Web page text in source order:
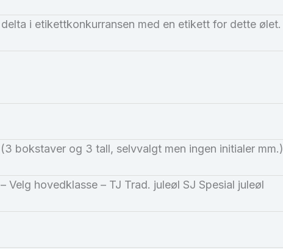
i etikettkonkurransen med en etikett for dette ølet.
(3 bokstaver og 3 tall, selvvalgt men ingen initialer mm.)
– Velg hovedklasse – TJ Trad. juleøl SJ Spesial juleøl